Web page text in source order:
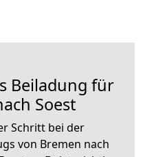
Beiladung für
Soest
Schritt bei der
von Bremen nach